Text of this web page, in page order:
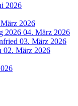
2026
2026
2026 04. März 2026
03. März 2026
02. März 2026